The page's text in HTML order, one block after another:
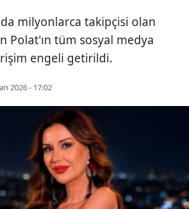
milyonlarca takipçisi olan
Polat'ın tüm sosyal medya
engeli getirildi.
2026 - 17:02